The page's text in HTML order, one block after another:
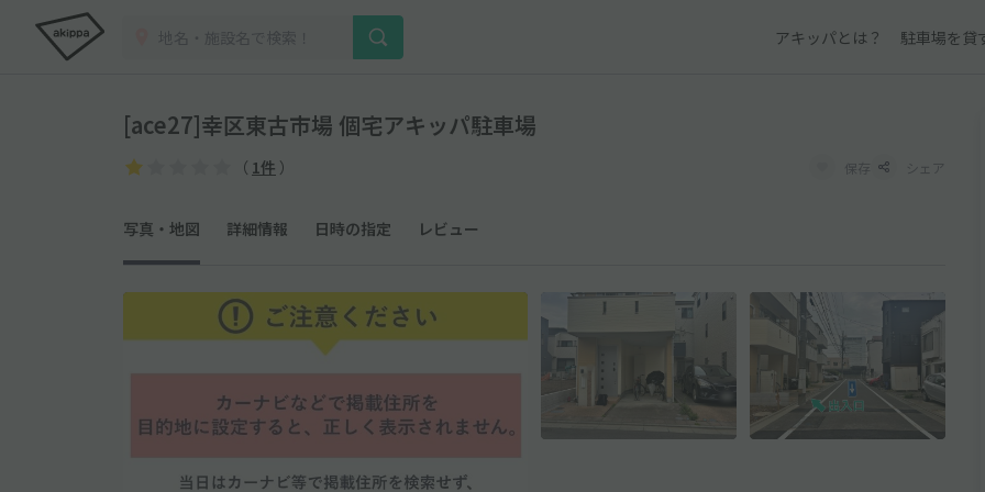
アキッパとは？ 駐車場を貸
[ace27]幸区東古市場 個宅アキッパ駐車場
（ 1件 ） 保存 シェア
写真・地図 詳細情報 日時の指定 レビュー